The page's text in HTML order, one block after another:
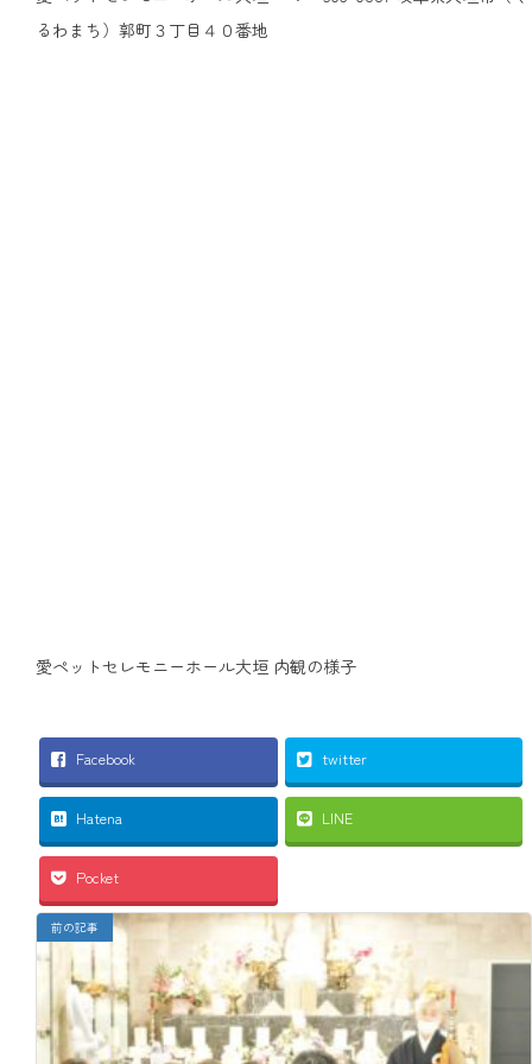
るわまち）郭町３丁目４０番地
愛ペットセレモニーホール大垣 内観の様子
Facebook twitter
Hatena LINE
Pocket
前の記事